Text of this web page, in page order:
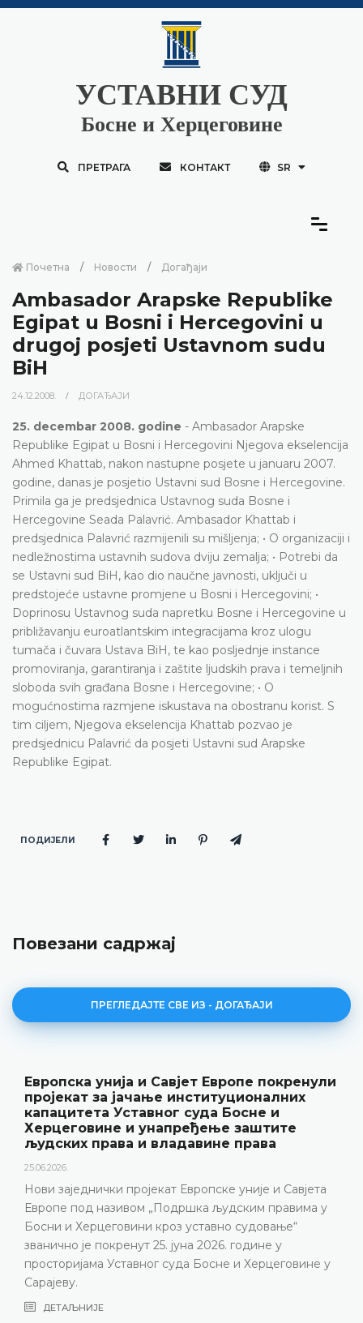
УСТАВНИ СУД
Босне и Херцеговине
ПРЕТРАГА КОНТАКТ SR
Почетна Новости Догађаји
Ambasador Arapske Republike
Egipat u Bosni i Hercegovini u
drugoj posjeti Ustavnom sudu
BiH
24.12.2008. ДОГАЂАЈИ
25. decembar 2008. godine - Ambasador Arapske
Republike Egipat u Bosni i Hercegovini Njegova ekselencija
Ahmed Khattab, nakon nastupne posjete u januaru 2007.
godine, danas je posjetio Ustavni sud Bosne i Hercegovine.
Primila ga je predsjednica Ustavnog suda Bosne i
Hercegovine Seada Palavrić. Ambasador Khattab i
predsjednica Palavrić razmijenili su mišljenja; • O organizaciji i
nedležnostima ustavnih sudova dviju zemalja; • Potrebi da
se Ustavni sud BiH, kao dio naučne javnosti, uključi u
predstojeće ustavne promjene u Bosni i Hercegovini; •
Doprinosu Ustavnog suda napretku Bosne i Hercegovine u
približavanju euroatlantskim integracijama kroz ulogu
tumača i čuvara Ustava BiH, te kao posljednje instance
promoviranja, garantiranja i zaštite ljudskih prava i temeljnih
sloboda svih građana Bosne i Hercegovine; • O
mogućnostima razmjene iskustava na obostranu korist. S
tim ciljem, Njegova ekselencija Khattab pozvao je
predsjednicu Palavrić da posjeti Ustavni sud Arapske
Republike Egipat.
ПОДИЈЕЛИ
Повезани садржај
ПРЕГЛЕДАЈТЕ СВЕ ИЗ - ДОГАЂАЈИ
Европска унија и Савјет Европе покренули
пројекат за јачање институционалних
капацитета Уставног суда Босне и
Херцеговине и унапређење заштите
људских права и владавине права
25.06.2026.
Нови заједнички пројекат Европске уније и Савјета
Европе под називом „Подршка људским правима у
Босни и Херцеговини кроз уставно судовање“
званично је покренут 25. јуна 2026. године у
просторијама Уставног суда Босне и Херцеговине у
Сарајеву.
ДЕТАЉНИЈЕ